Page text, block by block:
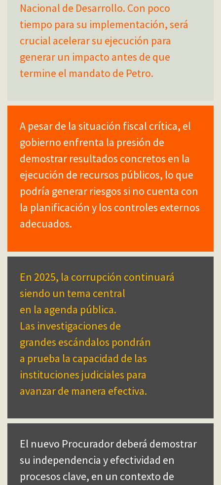
Nacional de Desarrollo. Con poco
tiempo para su implementación, será
crucial acelerar su ejecución para
generar un impacto antes de que
termine el mandato de Petro.
A pesar de la situación fiscal crítica, el
gobierno enfrenta la presión de
demostrar resultados concretos en la
ejecución de recursos públicos, lo que
podría generar riesgos si no cuenta con
la planificación y los controles externos
adecuados.
En 2025, la corrupción continuará
siendo un tema central
en la agenda pública.
Las investigaciones de
grandes escándalos pondrán
a prueba la capacidad de las
instituciones judiciales para
avanzar de manera efectiva.
El nuevo Procurador deberá demostrar
su independencia y efectividad en
procesos clave, en un contexto de